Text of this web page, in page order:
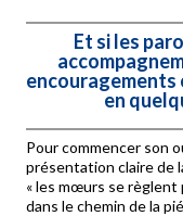
Et si les
encouragements
en
Pour commencer son
présentation claire de
« les mœurs se règlent
dans le chemin de la